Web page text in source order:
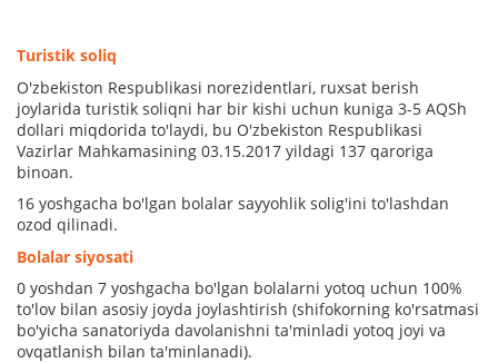
Turistik soliq
O'zbekiston Respublikasi norezidentlari, ruxsat berish
joylarida turistik soliqni har bir kishi uchun kuniga 3-5 AQSh
dollari miqdorida to'laydi, bu O'zbekiston Respublikasi
Vazirlar Mahkamasining 03.15.2017 yildagi 137 qaroriga
binoan.
16 yoshgacha bo'lgan bolalar sayyohlik solig'ini to'lashdan
ozod qilinadi.
Bolalar siyosati
0 yoshdan 7 yoshgacha bo'lgan bolalarni yotoq uchun 100%
to'lov bilan asosiy joyda joylashtirish (shifokorning ko'rsatmasi
bo'yicha sanatoriyda davolanishni ta'minladi yotoq joyi va
ovqatlanish bilan ta'minlanadi).